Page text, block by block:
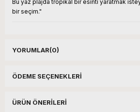
Bu yaz plajda tropikal bir esinti yaratmak
bir seçim."
YORUMLAR(0)
ÖDEME SEÇENEKLERI
ÜRÜN ÖNERILERI